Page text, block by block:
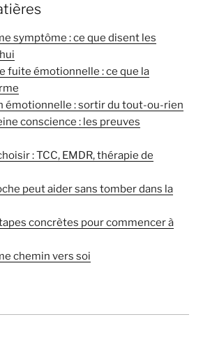
symptôme : ce que disent les
fuite émotionnelle : ce que la
émotionnelle : sortir du tout-ou-rien
conscience : les preuves
: TCC, EMDR, thérapie de
peut aider sans tomber dans la
concrètes pour commencer à
chemin vers soi